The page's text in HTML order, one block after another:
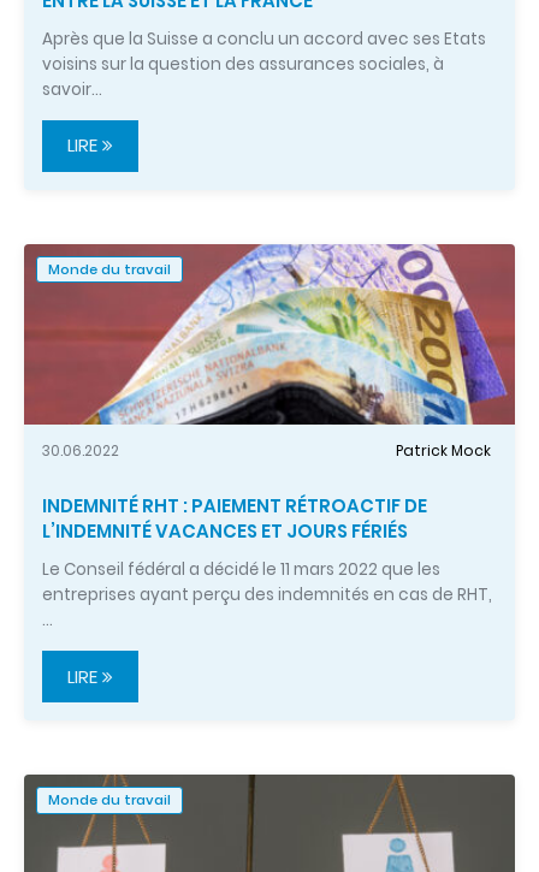
Après que la Suisse a conclu un accord avec ses Etats
voisins sur la question des assurances sociales, à
savoir…
LIRE
Monde du travail
30.06.2022 Patrick Mock
INDEMNITÉ RHT : PAIEMENT RÉTROACTIF DE
L’INDEMNITÉ VACANCES ET JOURS FÉRIÉS
Le Conseil fédéral a décidé le 11 mars 2022 que les
entreprises ayant perçu des indemnités en cas de RHT,
…
LIRE
Monde du travail